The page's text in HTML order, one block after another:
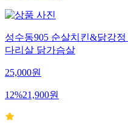
성수동905 순살치킨&닭강
다리살 닭가슴살
25,000원
12%21,900원